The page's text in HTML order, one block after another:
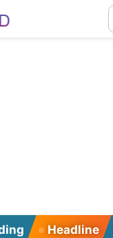
Headline